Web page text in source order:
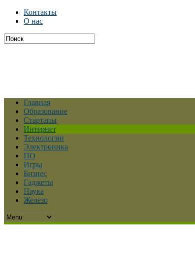
Контакты
О нас
Главная
Образование
Стартапы
Интернет
Технологии
Электроника
ПО
Игры
Бизнес
Гаджеты
Наука
Железо